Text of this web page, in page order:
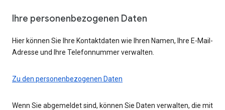
Ihre personenbezogenen Daten
Hier können Sie Ihre Kontaktdaten wie Ihren Namen, Ihre E-Mail-
Adresse und Ihre Telefonnummer verwalten.
Zu den personenbezogenen Daten
Wenn Sie abgemeldet sind, können Sie Daten verwalten, die mit